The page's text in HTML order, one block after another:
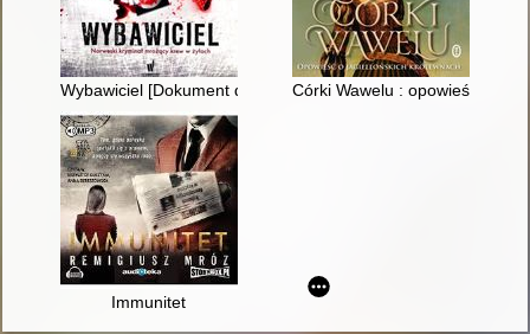
Wybawiciel [Dokument dźwiękowy]Córki Wawelu : opowieść o
Immunitet